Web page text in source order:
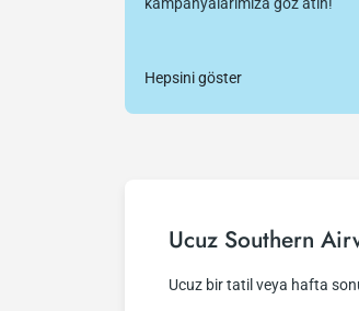
Hepsini göster
Ucuz Southern
Ucuz bir tatil veya hafta